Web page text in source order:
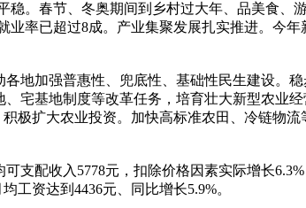
。春节、冬奥期间到乡村过大年、品美食、
率已超过8成。产业集聚发展扎实推进。今
地加强普惠性、兜底性、基础性民生建设。稳
宅基地制度等改革任务，培育壮大新型农业
极扩大农业投资。加快高标准农田、冷链物
配收入5778元，扣除价格因素实际增长
工资达到4436元、同比增长5.9%。